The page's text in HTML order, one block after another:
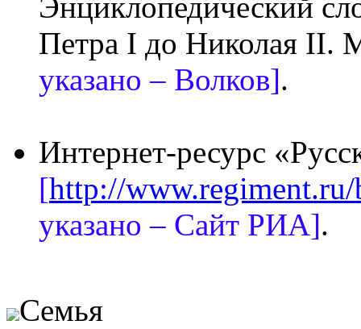
Энциклопедический
Петра I до Николая II.
указано – Волков].
Интернет-ресурс
[http://
указано – Сайт РИА].
Семья